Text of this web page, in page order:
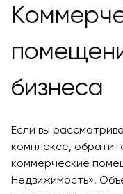
бизнеса
Если вы
комплексе,
коммерческие
Недвижимость».